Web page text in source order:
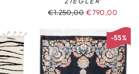
Normaler
€1.250,00 Sonderpreis
€790,00
-55%